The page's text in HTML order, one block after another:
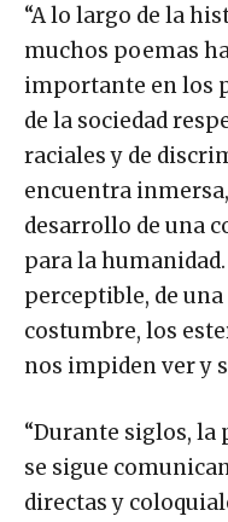
“A lo largo de la
muchos poemas
importante en los
de la sociedad
raciales y de
encuentra
desarrollo de una
para la
perceptible, de
costumbre, los
nos impiden ver y
“Durante siglos, la
se sigue
directas y